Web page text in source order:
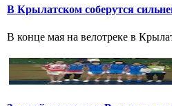
В Крылатском соберутся
В конце мая на велотреке в